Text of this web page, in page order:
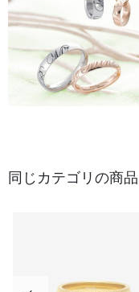
同じカテゴリの商品
前の画像